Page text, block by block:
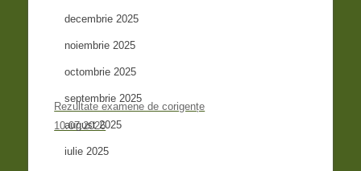
Rezultate examene de corigențe
10.07.2026
decembrie 2025
noiembrie 2025
octombrie 2025
septembrie 2025
august 2025
iulie 2025